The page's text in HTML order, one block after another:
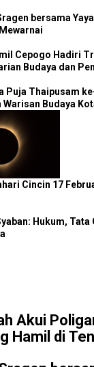
bersama
Cepogo Hadiri
Budaya dan
Puja Thaipusam
Budaya
Cincin 17
Hukum, Tata
Akui
Hamil di